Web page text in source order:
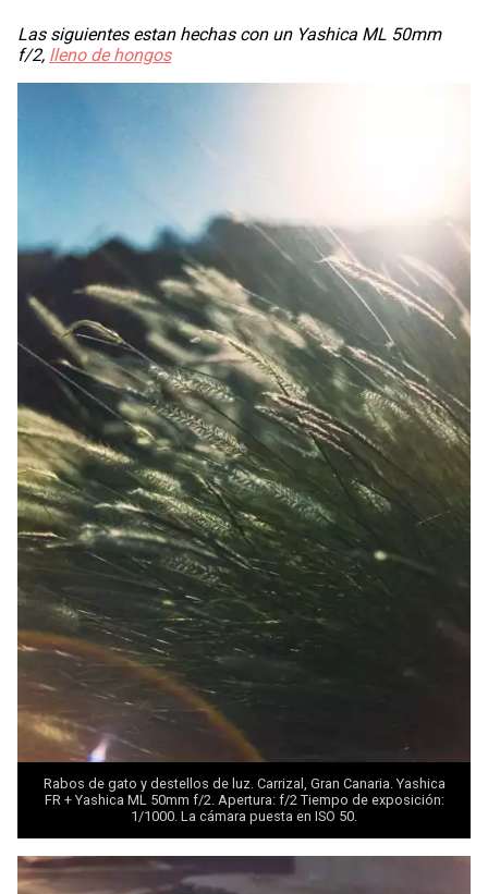
Las siguientes estan hechas con un Yashica ML 50mm
f/2, lleno de hongos
Rabos de gato y destellos de luz. Carrizal, Gran Canaria. Yashica
FR + Yashica ML 50mm f/2. Apertura: f/2 Tiempo de exposición:
1/1000. La cámara puesta en ISO 50.